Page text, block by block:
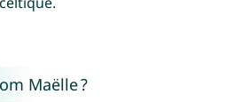
Maëlle ?